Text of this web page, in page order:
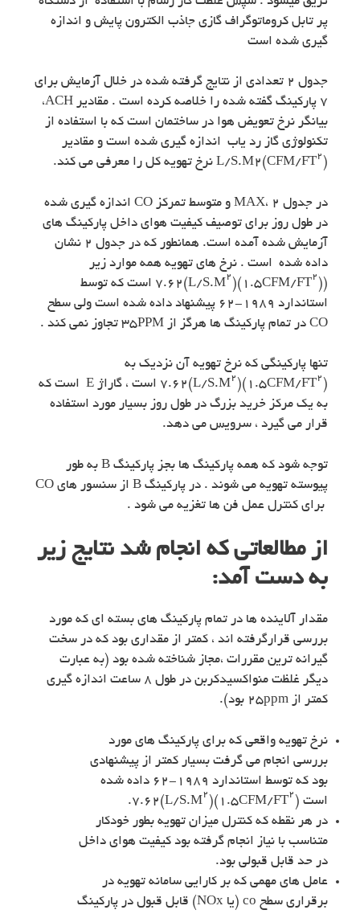
پر تابل کروماتوگراف گازی جاذب الکترون پایش و اندازه
گیری شده است
جدول ۲ تعدادی از نتایج گرفته شده در خلال آزمایش برای
۷ پارکینگ گفته شده را خلاصه کرده است . مقادیر ACH،
بیانگر نرخ تعویض هوا در ساختمان است که با استفاده از
تکنولوژی گاز رد یاب اندازه گیری شده است و مقادیر
L/S.M2(CFM/FT۲ ) نرخ تهویه کل را معرفی می کند.
در جدول ۲ ،MAX و متوسط تمرکز CO اندازه گیری شده
در طول روز برای توصیف کیفیت هوای داخل پارکینگ های
آزمایش شده آمده است. همانطور که در جدول ۲ نشان
داده شده است . نرخ های تهویه همه موارد زیر
((۱.۵CFM/FT ۲ )۷.۶۲(L/S.M ۲
) است که توسط
استاندارد ۱۹۸۹-۶۲ پیشنهاد داده شده است ولی سطح
CO در تمام پارکینگ ها هرگز از ۳۵PPM تجاوز نمی کند .
تنها پارکینگی که نرخ تهویه آن نزدیک به
(۱.۵CFM/FT ۲ )۷.۶۲(L/S.M ۲
) است ، گاراژ E است که
به یک مرکز خرید بزرگ در طول روز بسیار مورد استفاده
قرار می گیرد ، سرویس می دهد.
توجه شود که همه پارکینگ ها بجز پارکینگ B به طور
پیوسته تهویه می شوند . در پارکینگ B از سنسور های CO
برای کنترل عمل فن ها تغزیه می شود .
از مطالعاتی که انجام شد نتایج زیر
به دست آمد:
مقدار آلاینده ها در تمام پارکینگ های بسته ای که مورد
بررسی قرارگرفته اند ، کمتر از مقداری بود که در سخت
گیرانه ترین مقررات ،مجاز شناخته شده بود (به عبارت
دیگر غلظت منواکسیدکربن در طول ۸ ساعت اندازه گیری
کمتر از ۲۵ppm بود).
نرخ تهویه واقعی که برای پارکینگ های مورد
بررسی انجام می گرفت بسیار کمتر از پیشنهادی
بود که توسط استاندارد ۱۹۸۹-۶۲ داده شده
است (۱.۵CFM/FT ۲ )۷.۶۲(L/S.M ۲ ).
در هر نقطه که کنترل میزان تهویه بطور خودکار
متناسب با نیاز انجام گرفته بود کیفیت هوای داخل
در حد قابل قبولی بود.
عامل های مهمی که بر کارایی سامانه تهویه در
برقراری سطح co (یا NOx) قابل قبول در پارکینگ